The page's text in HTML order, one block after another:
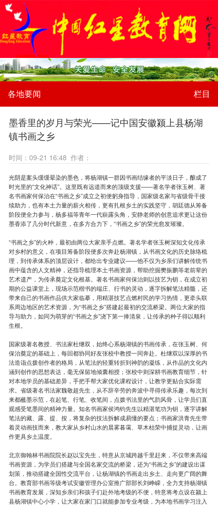
各地要闻 栏目
墨香里的岁月与荣光——记中国安徽颍上县杨湖
镇书画之乡
时间：09-21 16:48 作者：
光阴是案头缓缓晕染的墨色，将杨湖镇一群因书画结缘者的平淡日子，酿成了
时光里的“文化神话”。这里既有远道而来的顶级支援——著名学者张玉树、著
名书画家何保治在“书画之乡”成立之初便躬身指导，国家级名家与省级骨干接
续助力，也有本土力量的薪火相传，更有扎根乡土的实践坚守，胡廷德从筹备
阶段便全力参与，杨多福等青年一代崭露头角，安静老师的创意追求更让这份
墨香添了几分时代新意，在多方合力下，“书画之乡”的荣光愈发璀璨。
“书画之乡”的火种，最初由两位大家亲手点燃。著名学者张玉树深知文化传承
对乡村的意义，在项目筹备阶段便多次奔赴杨湖镇，从书画文化的历史脉络梳
理，到传承体系的顶层设计，都给出专业建议——他不仅为乡亲们讲解传统书
画中蕴含的人文精神，还指导梳理本土书画资源，帮助挖掘樊振鹏等老前辈的
艺术遗产，为传承奠定文化根基。著名书画家何保治则以技艺为钥，在成立初
期的公益课堂上，现场示范楷书的端庄、行书的灵动，逐字拆解笔法精髓，还
带来自己的书画作品供大家临摹，用精湛技艺点燃村民的学习热情，更牵头联
系周边地区的艺术资源，为“书画之乡”搭建起最初的交流桥梁。两位大家的指
导与助力，如同为萌芽的“书画之乡”浇下第一捧清泉，让传承的种子得以顺利
生根。
国家级著名教授、书法家杜继双，始终心系杨湖镇的书画传承，在张玉树、何
保治奠定的基础上，每回都协同好友张校中教授一同奔赴。杜继双以深厚的书
法造诣点拨创作者的格局，从笔法的轻重转折到神韵的凝练，从作品的文化内
涵到创作的思想表达，毫无保留地倾囊相授；张校中则深耕书画教育细节，针
对本地学员的基础差异，手把手帮大家优化课程设计，让教学更贴合实际需
求。省级著名书法家魏敬超先生，从不辞辛劳的奔波中寻得传承乐趣，每次到
来都蘸墨示范，在起笔、行笔、收笔间，点拨书法里的气韵风骨，让学员们直
观感受笔墨间的精神力量。知名书画家侯鸿钧先生以精湛笔功为钥，逐字讲解
笔法的藏、露、提、按，将复杂的技法拆解成易懂的要点；书画家洪青先生带
着灵动画技而来，教大家从乡村山水的晨雾暮霭、草木枯荣中捕捉灵动，让画
作更具乡土温度。
北京御翰林书画院院长赵以宝先生，特意从京城跨越千里赶来，不仅带来高端
书画资源，为学员们搭建与全国名家交流的桥梁，还为“书画之乡”的建设出谋
划策，推动搭建全国性交流平台，让杨湖镇的书画走出乡土、走向更广阔的舞
台。教育部书画等级考试安徽管理办公室推广部部长刘峥嵘，全力支持杨湖镇
书画教育发展，深知乡亲们和孩子们赴外地考级的不便，特意将考点设在颍上
县杨湖镇中心小学，让大家在家门口就能参加专业考级，为本地书画学习注入